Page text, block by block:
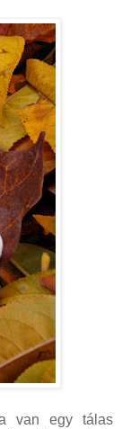
van egy tálas